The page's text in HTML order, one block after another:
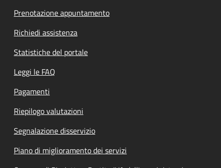
Prenotazione appuntamento
Richiedi assistenza
Statistiche del portale
Leggi le FAQ
Pagamenti
Riepilogo valutazioni
Segnalazione disservizio
Piano di miglioramento dei servizi